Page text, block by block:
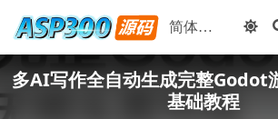
多AI写作全自动生成完整Godot
基础教程